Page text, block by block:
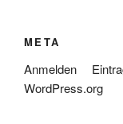
META
Anmelden
WordPress.org